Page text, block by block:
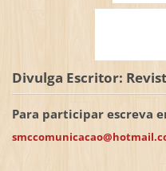
Divulga Escritor:
Para participar escreva